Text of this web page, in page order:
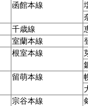
函館本線
千歳線
室蘭本線
根室本線
留萌本線
宗谷本線